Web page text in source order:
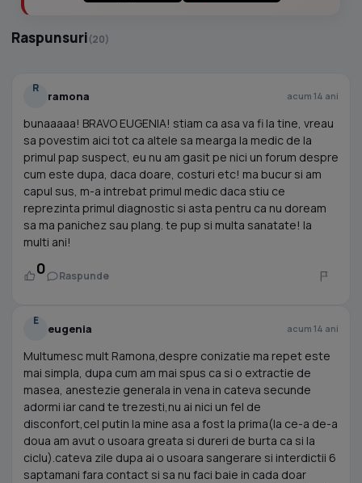
Raspunsuri(20)
R
ramona acum 14 ani
bunaaaaa! BRAVO EUGENIA! stiam ca asa va fi la tine, vreau
sa povestim aici tot ca altele sa mearga la medic de la
primul pap suspect, eu nu am gasit pe nici un forum despre
cum este dupa, daca doare, costuri etc! ma bucur si am
capul sus, m-a intrebat primul medic daca stiu ce
reprezinta primul diagnostic si asta pentru ca nu doream
sa ma panichez sau plang. te pup si multa sanatate! la
multi ani!
0 Raspunde
E
eugenia acum 14 ani
Multumesc mult Ramona,despre conizatie ma repet este
mai simpla, dupa cum am mai spus ca si o extractie de
masea, anestezie generala in vena in cateva secunde
adormi iar cand te trezesti,nu ai nici un fel de
disconfort,cel putin la mine asa a fost la prima(la ce-a de-a
doua am avut o usoara greata si dureri de burta ca si la
ciclu).cateva zile dupa ai o usoara sangerare si interdictii 6
saptamani fara contact si sa nu faci baie in cada doar